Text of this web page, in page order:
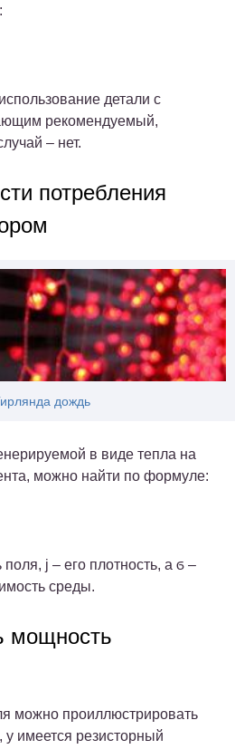
детали с
рекомендуемый,
– нет.
потребления
дождь
в виде тепла на
можно найти по формуле:
j – его плотность, а ϭ –
среды.
мощность
можно проиллюстрировать
имеется резисторный